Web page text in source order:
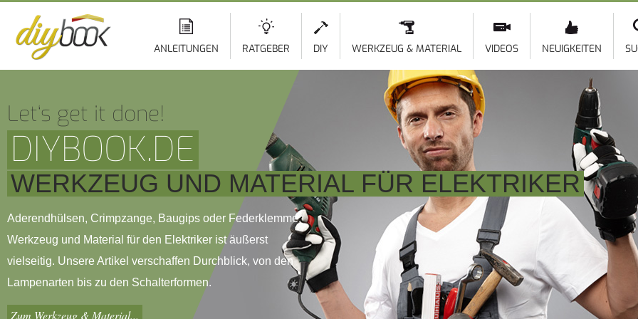
ANLEITUNGEN RATGEBER DIY WERKZEUG & MATERIAL VIDEOS NEUIGKEITEN
Let‘s get it done!
DIYBOOK.DE
WERKZEUG UND MATERIAL FÜR ELEKTRIKER
Aderendhülsen, Crimpzange, Baugips oder Federklemme,
Werkzeug und Material für den Elektriker ist äußerst
vielseitig. Unsere Artikel verschaffen Durchblick, von den
Lampenarten bis zu den Schalterformen.
Zum Werkzeug & Material...